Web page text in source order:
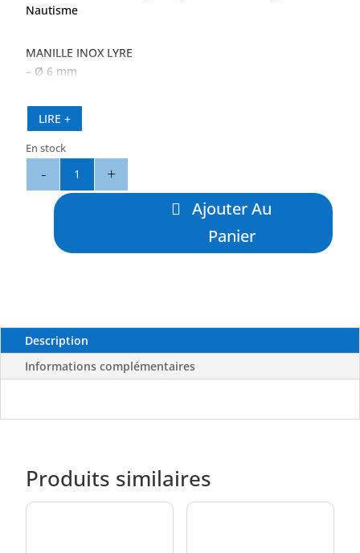
Nautisme
MANILLE INOX LYRE
– Ø 6 mm
LIRE +
En stock
quantité
Manille
Ajouter Au
Panier
Description
Informations complémentaires
Produits similaires